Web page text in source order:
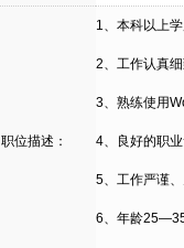
职位描述：
1、本科以上
2、工作认真
3、熟练使用
4、良好的职
5、工作严谨
6、年龄